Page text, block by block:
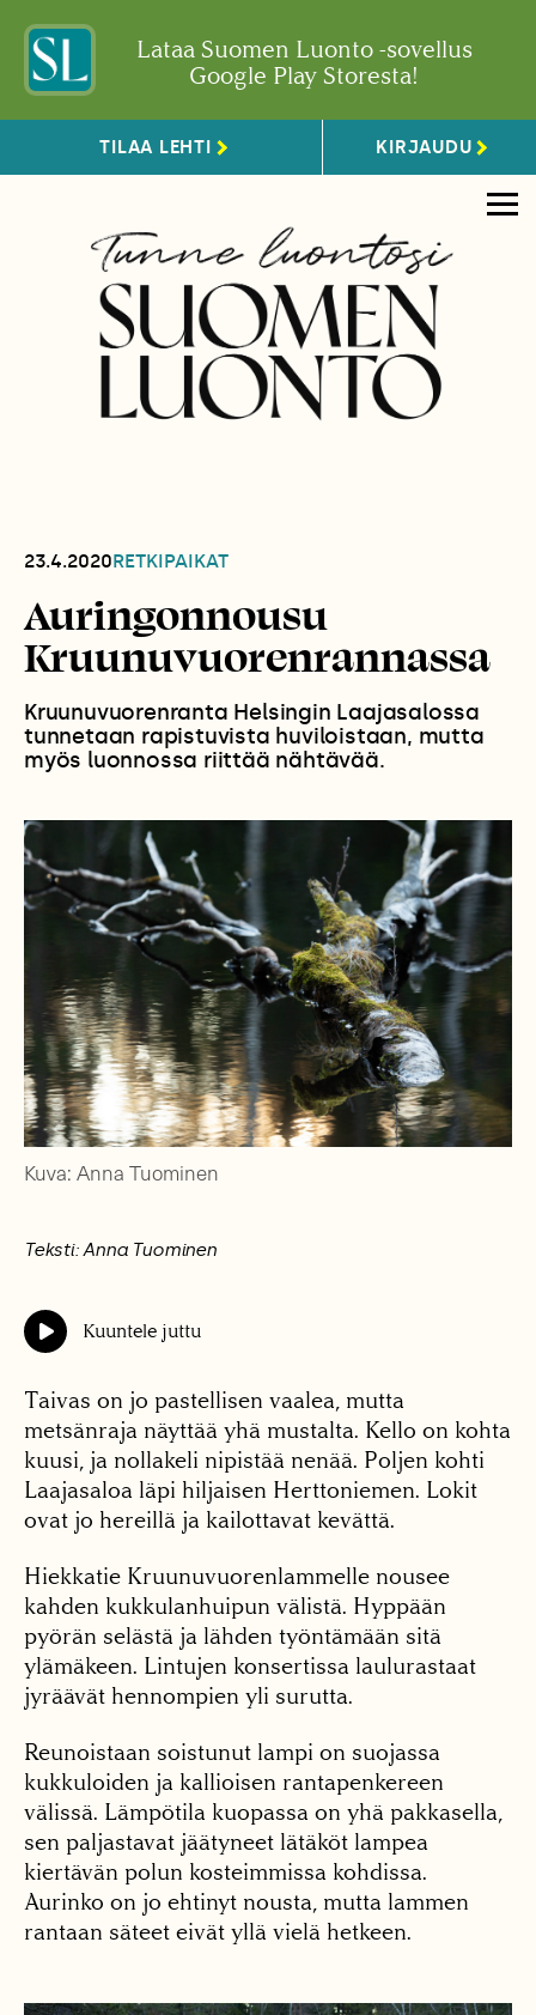
Lataa Suomen Luonto -sovellus
Google Play Storesta!
TILAA LEHTI KIRJAUDU
23.4.2020RETKIPAIKAT
Auringonnousu
Kruunuvuorenrannassa
Kruunuvuorenranta Helsingin Laajasalossa
tunnetaan rapistuvista huviloistaan, mutta
myös luonnossa riittää nähtävää.
Kuva: Anna Tuominen
Teksti: Anna Tuominen
Kuuntele juttu
Taivas on jo pastellisen vaalea, mutta
metsänraja näyttää yhä mustalta. Kello on kohta
kuusi, ja nollakeli nipistää nenää. Poljen kohti
Laajasaloa läpi hiljaisen Herttoniemen. Lokit
ovat jo hereillä ja kailottavat kevättä.
Hiekkatie Kruunuvuorenlammelle nousee
kahden kukkulanhuipun välistä. Hyppään
pyörän selästä ja lähden työntämään sitä
ylämäkeen. Lintujen konsertissa laulurastaat
jyräävät hennompien yli surutta.
Reunoistaan soistunut lampi on suojassa
kukkuloiden ja kallioisen rantapenkereen
välissä. Lämpötila kuopassa on yhä pakkasella,
sen paljastavat jäätyneet lätäköt lampea
kiertävän polun kosteimmissa kohdissa.
Aurinko on jo ehtinyt nousta, mutta lammen
rantaan säteet eivät yllä vielä hetkeen.